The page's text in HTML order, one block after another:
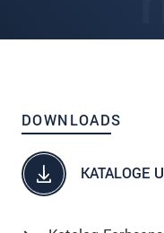
DOWNLOADS
KATALOGE